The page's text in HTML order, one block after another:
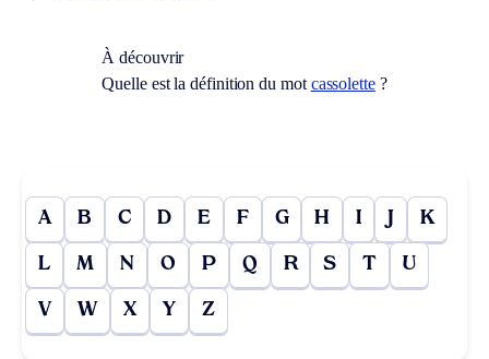
À découvrir
Quelle est la définition du mot cassolette?
A B C D E F G H I J K
L M N O P Q R S T U
V W X Y Z